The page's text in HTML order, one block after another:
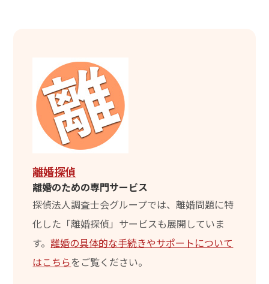
離婚探偵
離婚のための専門サービス
探偵法人調査士会グループでは、離婚問題に特
化した「離婚探偵」サービスも展開していま
す。離婚の具体的な手続きやサポートについて
はこちらをご覧ください。